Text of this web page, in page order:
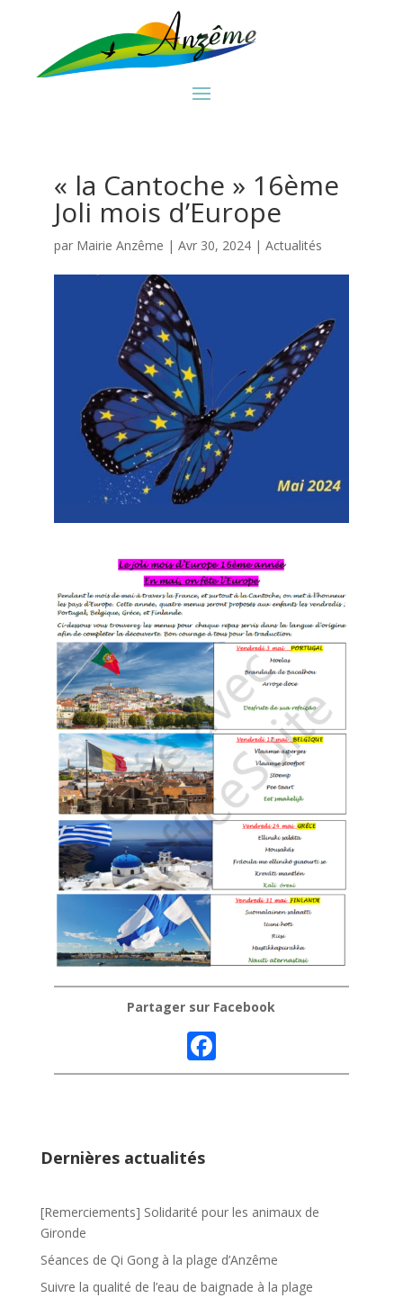
« la Cantoche » 16ème
Joli mois d’Europe
par Mairie Anzême | Avr 30, 2024| Actualités
Partager sur Facebook
ac
k
Dernières actualités
[Remerciements] Solidarité pour les animaux de
Gironde
Séances de Qi Gong à la plage d’Anzême
Suivre la qualité de l’eau de baignade à la plage